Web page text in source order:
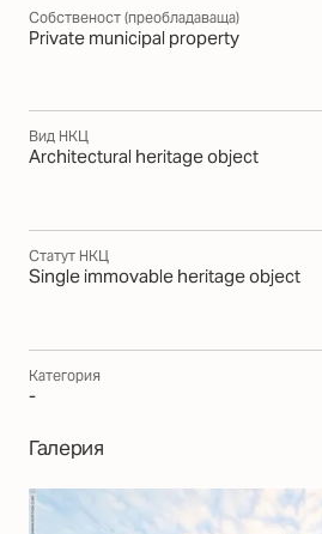
Собственост (преобладаваща)
Private municipal property
Вид НКЦ
Architectural heritage object
Статут НКЦ
Single immovable heritage object
Категория
-
Галерия